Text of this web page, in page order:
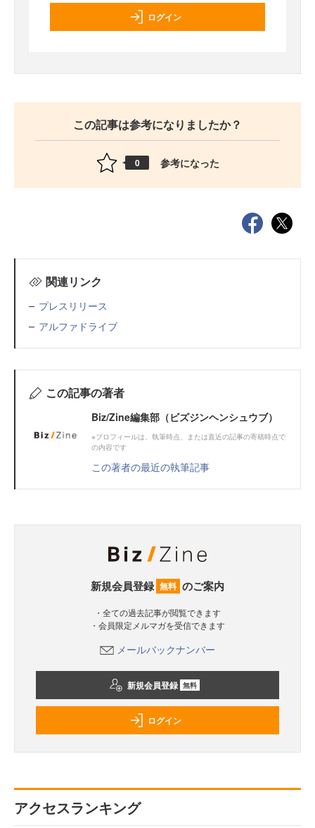
ログイン
この記事は参考になりましたか？
0 参考になった
関連リンク
プレスリリース
アルファドライブ
この記事の著者
Biz/Zine編集部（ビズジンヘンシュウブ）
※プロフィールは、執筆時点、または直近の記事の寄稿時点で
の内容です
この著者の最近の執筆記事
新規会員登録 無料 のご案内
・全ての過去記事が閲覧できます
・会員限定メルマガを受信できます
メールバックナンバー
新規会員登録 無料
ログイン
アクセスランキング